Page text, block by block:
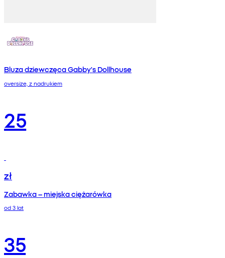
Bluza dziewczęca Gabby's Dollhouse
oversize, z nadrukiem
25
zł
Zabawka – miejska ciężarówka
od 3 lat
35